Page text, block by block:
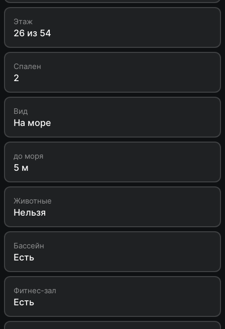
Этаж
26 из 54
Спален
2
Вид
На море
до моря
5 м
Животные
Нельзя
Бассейн
Есть
Фитнес-зал
Есть